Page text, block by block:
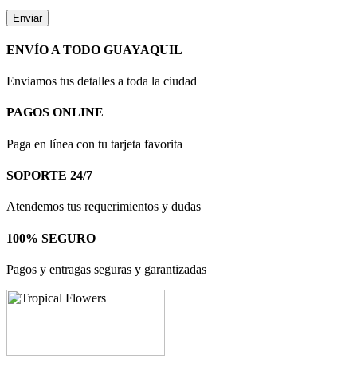
ENVÍO A TODO GUAYAQUIL
Enviamos tus detalles a toda la ciudad
PAGOS ONLINE
Paga en línea con tu tarjeta favorita
SOPORTE 24/7
Atendemos tus requerimientos y dudas
100% SEGURO
Pagos y entragas seguras y garantizadas